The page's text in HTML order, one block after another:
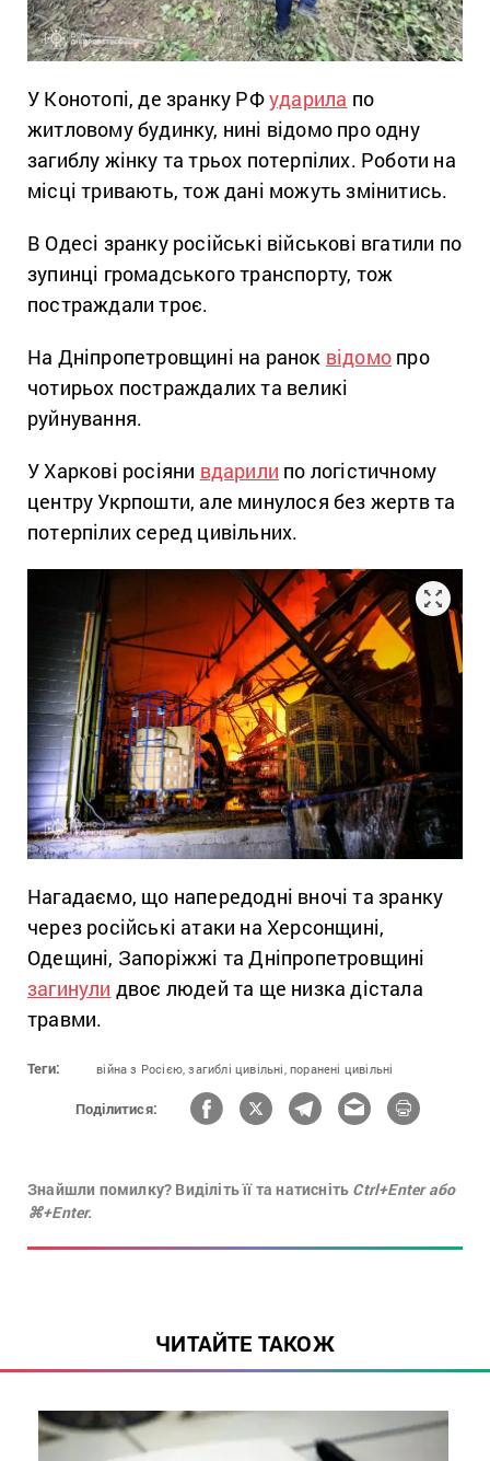
У Конотопі, де зранку РФударила по
житловому будинку, нині відомо про одну
загиблу жінку та трьох потерпілих. Роботи на
місці тривають, тож дані можуть змінитись.
В Одесі зранку російські військові вгатили по
зупинці громадського транспорту, тож
постраждали троє.
На Дніпропетровщині на ранок відомо про
чотирьох постраждалих та великі
руйнування.
У Харкові росіяни вдарили по логістичному
центру Укрпошти, але минулося без жертв та
потерпілих серед цивільних.
Нагадаємо, що напередодні вночі та зранку
через російські атаки на Херсонщині,
Одещині, Запоріжжі та Дніпропетровщині
загинули двоє людей та ще низка дістала
травми.
Теги: війна з Росією, загиблі цивільні, поранені цивільні
Поділитися:
Знайшли помилку? Виділіть її та натисніть Ctrl+Enter або
⌘+Enter.
ЧИТАЙТЕ ТАКОЖ